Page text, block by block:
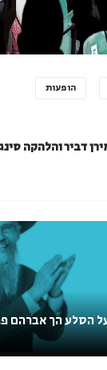
הופעות
דביר והלהקה
הסלע הך אברהם